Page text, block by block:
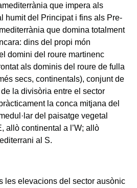
que impera als
humit del Principat i fins als Pre-
que domina totalment
dins del propi món
domini del roure martinenc
als dominis del roure de fulla
secs, continentals), conjunt de
la divisòria entre el sector
la conca mitjana del
del paisatge vegetal
allò continental a l’W; allò
al S.
les elevacions del sector ausònic